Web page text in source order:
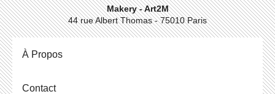
Makery - Art2M
44 rue Albert Thomas - 75010 Paris
À Propos
Contact